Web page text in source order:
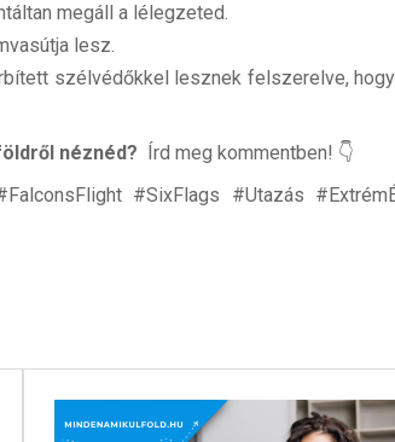
megáll a lélegzeted.
lesz.
szélvédőkkel lesznek felszerelve,
néznéd? Írd meg kommentben! 👇
#SixFlags #Utazás